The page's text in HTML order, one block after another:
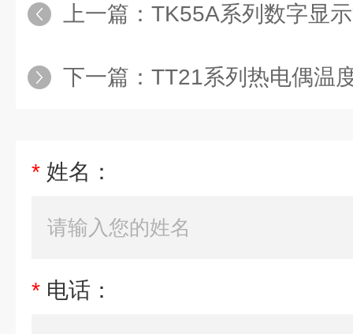
上一篇： TK55A系列数字显示温度
下一篇： TT21系列热电偶温
* 姓名：
* 电话：